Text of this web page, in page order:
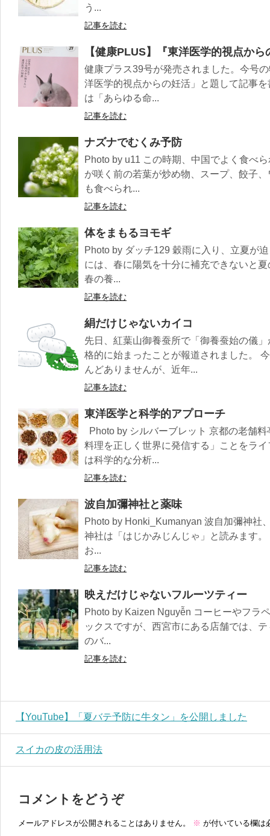
う...
記事を読む
【健康PLUS】『東洋医学的視点から
健康プラス39号が発売されました。今号
洋医学的視点からの妊活」と題して記事
は「あらゆる命...
記事を読む
ナズナでむくみ予防
Photo by u11 この時期、中国でよく食べ
が咲く前の若葉が炒め物、スープ、餃子
も食べられ...
記事を読む
体をまもるヨモギ
Photo by ダッチ129 穀雨に入り、立夏が
には、春に陽気を十分に補充できないと
春の養...
記事を読む
絹だけじゃないカイコ
先日、紅葉山御養蚕所で「御養蚕始の儀
格的に始まったことが報道されました。
んどありませんが、近年...
記事を読む
東洋医学と科学的アプローチ
Photo by シルバーブレット 京都の老舗
料理を正しく世界に発信する」ことをラ
は科学的な分析...
記事を読む
波自加彌神社と薬味
Photo by Honki_Kumanyan 波自加彌神社
神社は「はじかみじんじゃ」と読みます
お...
記事を読む
映えだけじゃないフルーツティー
Photo by Kaizen Nguyễn コーヒーやフラ
ックスですが、西宮市にある店舗では、
のバ...
記事を読む
【YouTube】「夏バテ予防に牛タン」を公開しました
スイカの皮の活用法
コメントをどうぞ
メールアドレスが公開されることはありません。 ※ が付いている欄は